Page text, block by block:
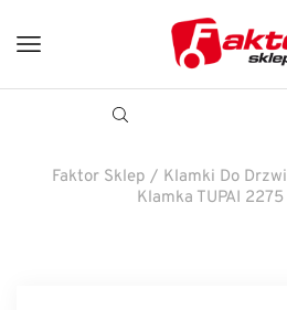
Faktor Sklep / Klamki Do Drzwi
Klamka TUPAI